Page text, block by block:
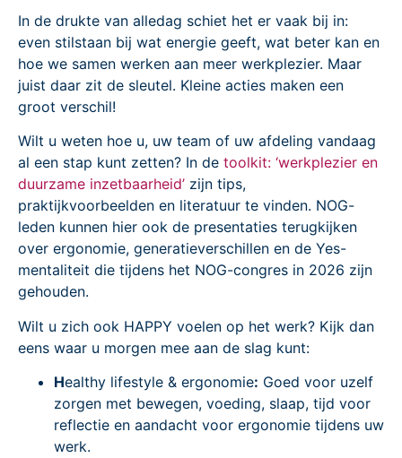
In de drukte van alledag schiet het er vaak bij in:
even stilstaan bij wat energie geeft, wat beter kan en
hoe we samen werken aan meer werkplezier. Maar
juist daar zit de sleutel. Kleine acties maken een
groot verschil!
Wilt u weten hoe u, uw team of uw afdeling vandaag
al een stap kunt zetten? In de toolkit: ‘werkplezier en
duurzame inzetbaarheid’ zijn tips,
praktijkvoorbeelden en literatuur te vinden. NOG-
leden kunnen hier ook de presentaties terugkijken
over ergonomie, generatieverschillen en de Yes-
mentaliteit die tijdens het NOG-congres in 2026 zijn
gehouden.
Wilt u zich ook HAPPY voelen op het werk? Kijk dan
eens waar u morgen mee aan de slag kunt:
Healthy lifestyle & ergonomie: Goed voor uzelf
zorgen met bewegen, voeding, slaap, tijd voor
reflectie en aandacht voor ergonomie tijdens uw
werk.